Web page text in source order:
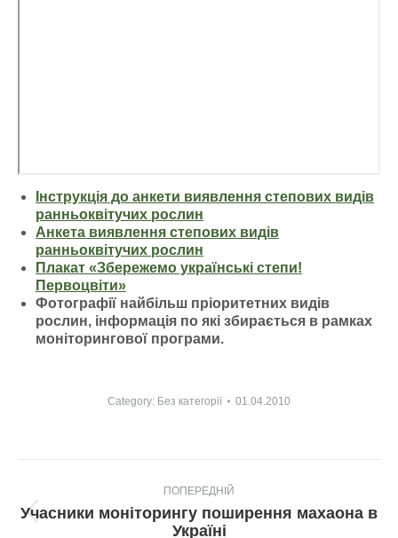
Інструкція до анкети виявлення степових видів
ранньоквітучих рослин
Анкета виявлення степових видів
ранньоквітучих рослин
Плакат «Збережемо українські степи!
Первоцвіти»
Фотографії найбільш пріоритетних видів
рослин, інформація по які збирається в рамках
моніторингової програми.
Category: Без категорії 01.04.2010
navigation
ПОПЕРЕДНІЙ
Попередній
Учасники моніторингу поширення махаона в
Україні